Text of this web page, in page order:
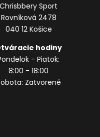
Chrisbbery Sport
Rovníková 2478
040 12 Košice
hodiny
- Piatok:
8:00 - 18:00
Zatvorené